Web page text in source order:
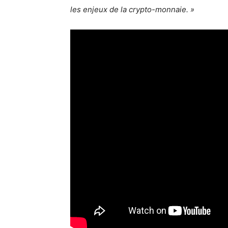
les enjeux de la crypto-monnaie. »